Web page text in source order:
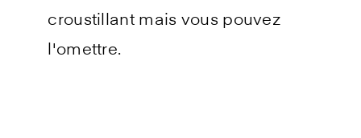
croustillant mais vous pouvez
l'omettre.